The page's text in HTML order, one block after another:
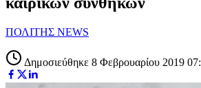
ΠΟΛΙΤΗΣ NEWS
Δημοσιεύθηκε 8 Φεβρουαρίου 2019